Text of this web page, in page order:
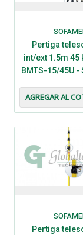
Pertiga
int/ext 1.5m 45
BMTS-15/45U -
AGREGAR AL
Pertiga